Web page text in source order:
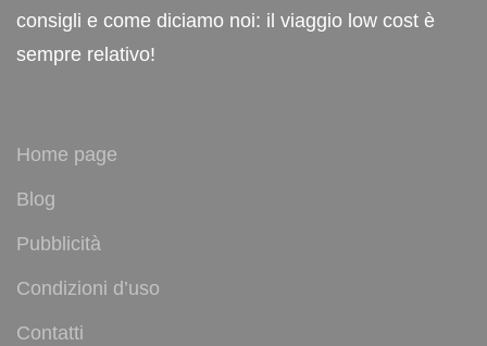
consigli e come diciamo noi: il viaggio low cost è
sempre relativo!
Home page
Blog
Pubblicità
Condizioni d’uso
Contatti